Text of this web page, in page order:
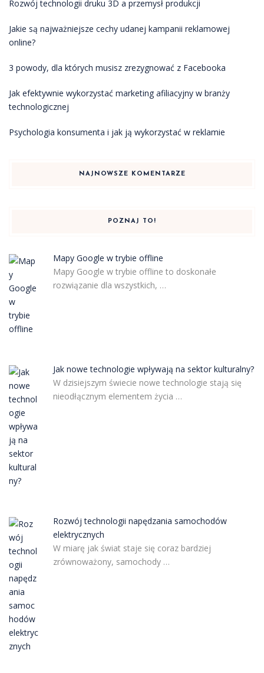
Rozwój technologii druku 3D a przemysł produkcji
Jakie są najważniejsze cechy udanej kampanii reklamowej
online?
3 powody, dla których musisz zrezygnować z Facebooka
Jak efektywnie wykorzystać marketing afiliacyjny w branży
technologicznej
Psychologia konsumenta i jak ją wykorzystać w reklamie
NAJNOWSZE KOMENTARZE
POZNAJ TO!
Mapy Google w trybie offline
Mapy Google w trybie offline to doskonałe
rozwiązanie dla wszystkich, …
Jak nowe technologie wpływają na sektor kulturalny?
W dzisiejszym świecie nowe technologie stają się
nieodłącznym elementem życia …
Rozwój technologii napędzania samochodów
elektrycznych
W miarę jak świat staje się coraz bardziej
zrównoważony, samochody …